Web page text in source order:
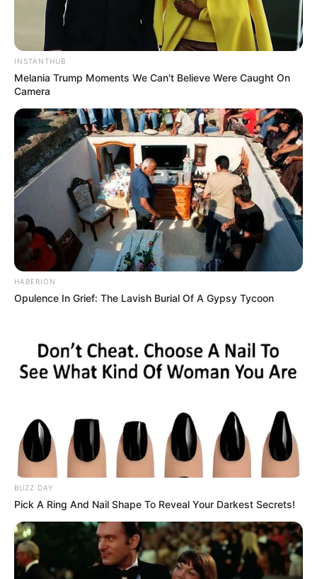
(foto: instagram/btr_alicee)
2. Perayaan ulang tahunnya ke-19
(foto: instagram/btr_alicee)
3. Tampil anggun dalam balutan dress berwarna hitam
INSTANTHUB
Melania Trump Moments We Can't Believe Were Caught On
Camera
HABERION
Opulence In Grief: The Lavish Burial Of A Gypsy Tycoon
BUZZ DAY
Pick A Ring And Nail Shape To Reveal Your Darkest Secrets!